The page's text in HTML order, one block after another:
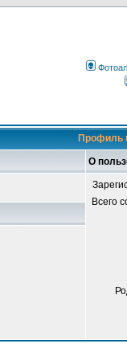
Профиль
О
Всего